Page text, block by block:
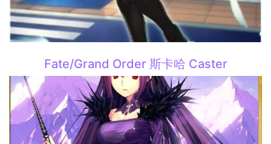
Fate/Grand Order 斯卡哈 Caster